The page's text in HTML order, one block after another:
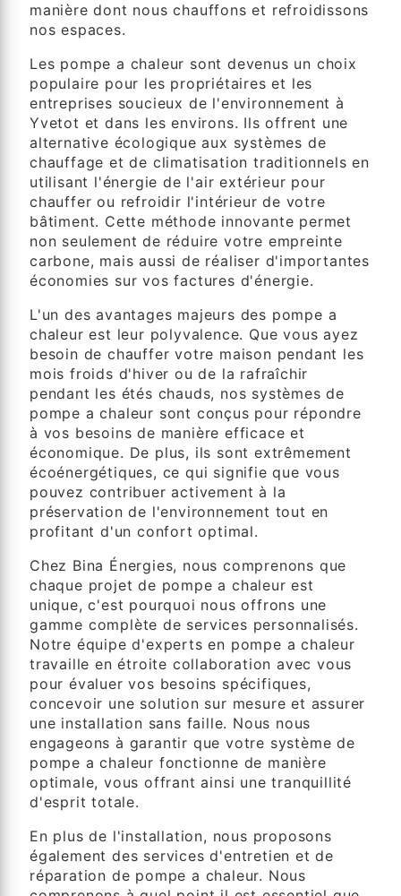
manière dont nous chauffons et refroidissons
nos espaces.
Les pompe a chaleur sont devenus un choix
populaire pour les propriétaires et les
entreprises soucieux de l'environnement à
Yvetot et dans les environs. Ils offrent une
alternative écologique aux systèmes de
chauffage et de climatisation traditionnels en
utilisant l'énergie de l'air extérieur pour
chauffer ou refroidir l'intérieur de votre
bâtiment. Cette méthode innovante permet
non seulement de réduire votre empreinte
carbone, mais aussi de réaliser d'importantes
économies sur vos factures d'énergie.
L'un des avantages majeurs des pompe a
chaleur est leur polyvalence. Que vous ayez
besoin de chauffer votre maison pendant les
mois froids d'hiver ou de la rafraîchir
pendant les étés chauds, nos systèmes de
pompe a chaleur sont conçus pour répondre
à vos besoins de manière efficace et
économique. De plus, ils sont extrêmement
écoénergétiques, ce qui signifie que vous
pouvez contribuer activement à la
préservation de l'environnement tout en
profitant d'un confort optimal.
Chez Bina Énergies, nous comprenons que
chaque projet de pompe a chaleur est
unique, c'est pourquoi nous offrons une
gamme complète de services personnalisés.
Notre équipe d'experts en pompe a chaleur
travaille en étroite collaboration avec vous
pour évaluer vos besoins spécifiques,
concevoir une solution sur mesure et assurer
une installation sans faille. Nous nous
engageons à garantir que votre système de
pompe a chaleur fonctionne de manière
optimale, vous offrant ainsi une tranquillité
d'esprit totale.
En plus de l'installation, nous proposons
également des services d'entretien et de
réparation de pompe a chaleur. Nous